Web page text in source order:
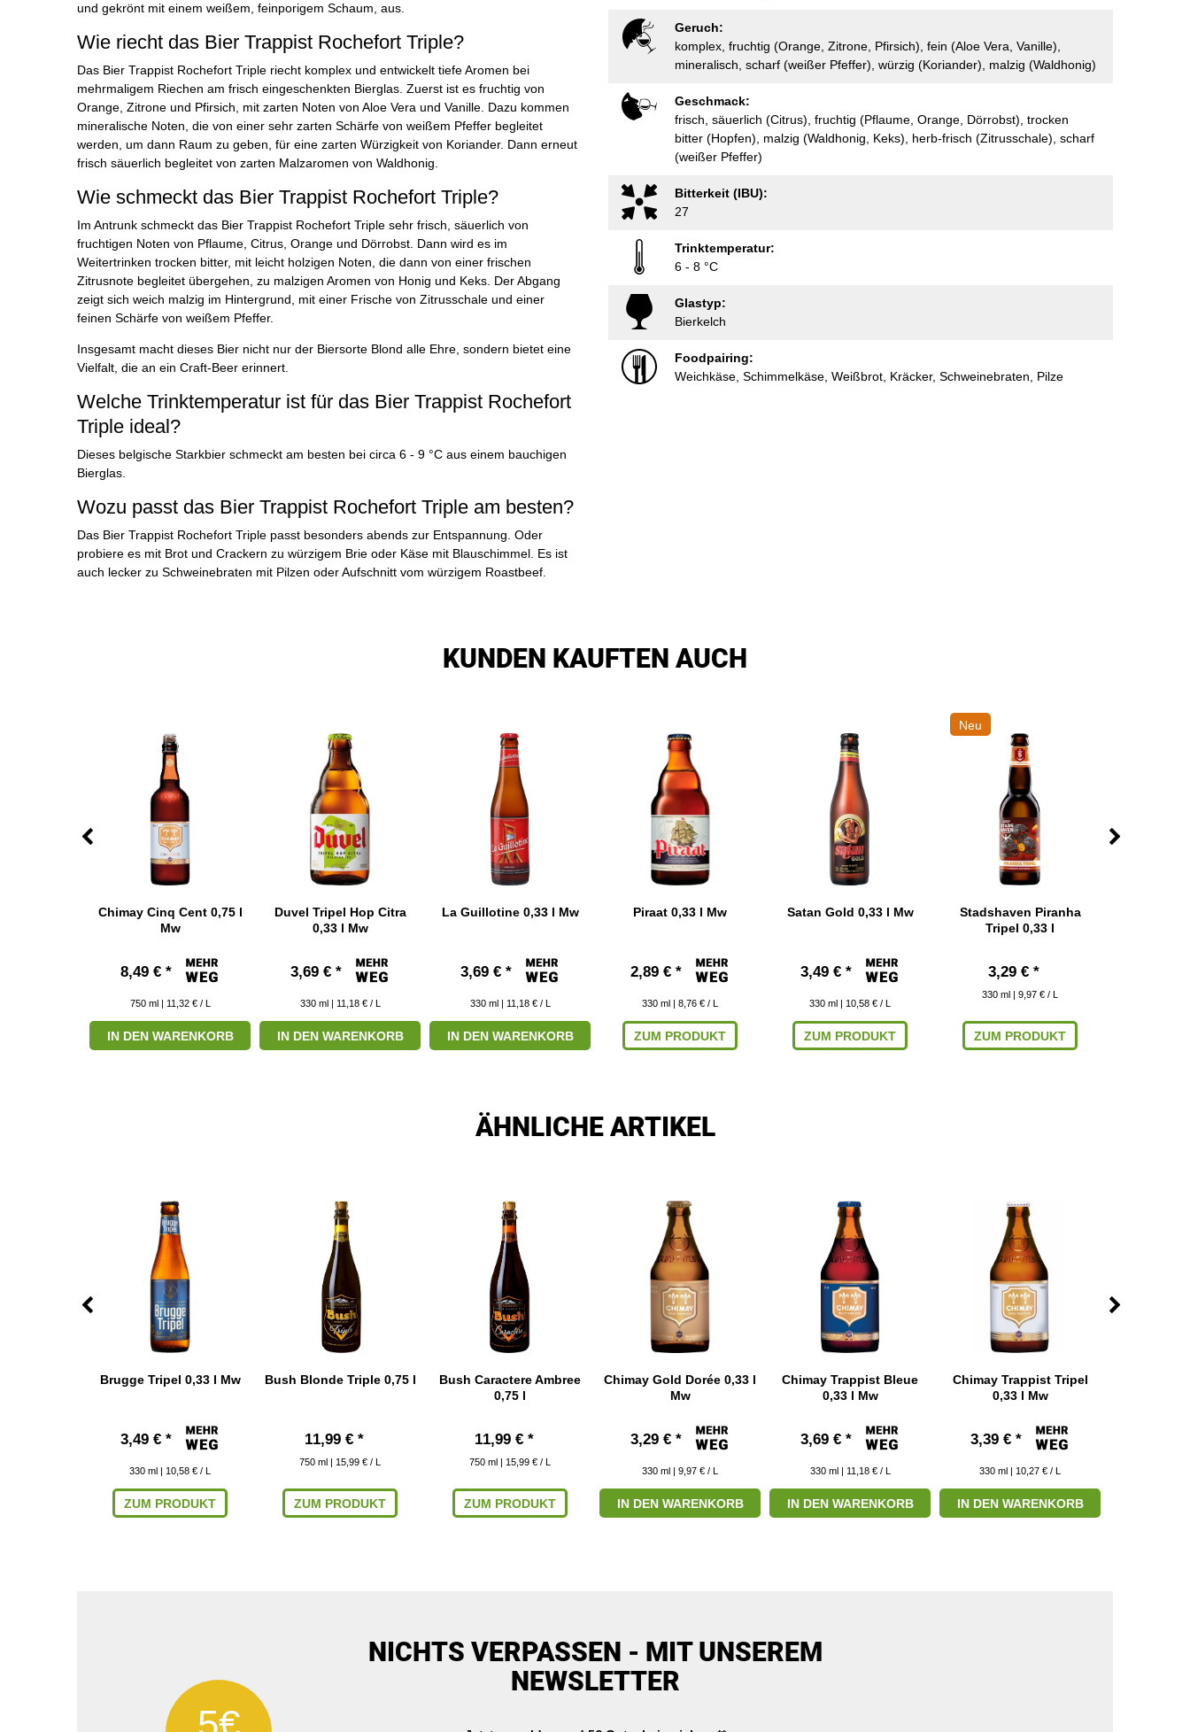
und gekrönt mit einem weißem, feinporigem Schaum, aus.
Wie riecht das Bier Trappist Rochefort Triple?
Das Bier Trappist Rochefort Triple riecht komplex und entwickelt tiefe Aromen bei
mehrmaligem Riechen am frisch eingeschenkten Bierglas. Zuerst ist es fruchtig von
Orange, Zitrone und Pfirsich, mit zarten Noten von Aloe Vera und Vanille. Dazu kommen
mineralische Noten, die von einer sehr zarten Schärfe von weißem Pfeffer begleitet
werden, um dann Raum zu geben, für eine zarten Würzigkeit von Koriander. Dann erneut
frisch säuerlich begleitet von zarten Malzaromen von Waldhonig.
Wie schmeckt das Bier Trappist Rochefort Triple?
Im Antrunk schmeckt das Bier Trappist Rochefort Triple sehr frisch, säuerlich von
fruchtigen Noten von Pflaume, Citrus, Orange und Dörrobst. Dann wird es im
Weitertrinken trocken bitter, mit leicht holzigen Noten, die dann von einer frischen
Zitrusnote begleitet übergehen, zu malzigen Aromen von Honig und Keks. Der Abgang
zeigt sich weich malzig im Hintergrund, mit einer Frische von Zitrusschale und einer
feinen Schärfe von weißem Pfeffer.
Insgesamt macht dieses Bier nicht nur der Biersorte Blond alle Ehre, sondern bietet eine
Vielfalt, die an ein Craft-Beer erinnert.
Welche Trinktemperatur ist für das Bier Trappist Rochefort
Triple ideal?
Dieses belgische Starkbier schmeckt am besten bei circa 6 - 9 °C aus einem bauchigen
Bierglas.
Wozu passt das Bier Trappist Rochefort Triple am besten?
Das Bier Trappist Rochefort Triple passt besonders abends zur Entspannung. Oder
probiere es mit Brot und Crackern zu würzigem Brie oder Käse mit Blauschimmel. Es ist
auch lecker zu Schweinebraten mit Pilzen oder Aufschnitt vom würzigem Roastbeef.
Geruch:
komplex, fruchtig (Orange, Zitrone, Pfirsich), fein (Aloe Vera, Vanille),
mineralisch, scharf (weißer Pfeffer), würzig (Koriander), malzig (Waldhonig)
Geschmack:
frisch, säuerlich (Citrus), fruchtig (Pflaume, Orange, Dörrobst), trocken
bitter (Hopfen), malzig (Waldhonig, Keks), herb-frisch (Zitrusschale), scharf
(weißer Pfeffer)
Bitterkeit (IBU):
27
Trinktemperatur:
6 - 8 °C
Glastyp:
Bierkelch
Foodpairing:
Weichkäse, Schimmelkäse, Weißbrot, Kräcker, Schweinebraten, Pilze
KUNDEN KAUFTEN AUCH
Chimay Cinq Cent 0,75 l
Mw
8,49 € *
750 ml | 11,32 € / L
IN DEN WARENKORB
Duvel Tripel Hop Citra
0,33 l Mw
3,69 € *
330 ml | 11,18 € / L
IN DEN WARENKORB
La Guillotine 0,33 l Mw
3,69 € *
330 ml | 11,18 € / L
IN DEN WARENKORB
Piraat 0,33 l Mw
2,89 € *
330 ml | 8,76 € / L
ZUM PRODUKT
Satan Gold 0,33 l Mw
3,49 € *
330 ml | 10,58 € / L
ZUM PRODUKT
Neu
Stadshaven Piranha
Tripel 0,33 l
3,29 € *
330 ml | 9,97 € / L
ZUM PRODUKT
ÄHNLICHE ARTIKEL
Brugge Tripel 0,33 l Mw
3,49 € *
330 ml | 10,58 € / L
ZUM PRODUKT
Bush Blonde Triple 0,75 l
11,99 € *
750 ml | 15,99 € / L
ZUM PRODUKT
Bush Caractere Ambree
0,75 l
11,99 € *
750 ml | 15,99 € / L
ZUM PRODUKT
Chimay Gold Dorée 0,33 l
Mw
3,29 € *
330 ml | 9,97 € / L
IN DEN WARENKORB
Chimay Trappist Bleue
0,33 l Mw
3,69 € *
330 ml | 11,18 € / L
IN DEN WARENKORB
Chimay Trappist Tripel
0,33 l Mw
3,39 € *
330 ml | 10,27 € / L
IN DEN WARENKORB
NICHTS VERPASSEN - MIT UNSEREM
NEWSLETTER